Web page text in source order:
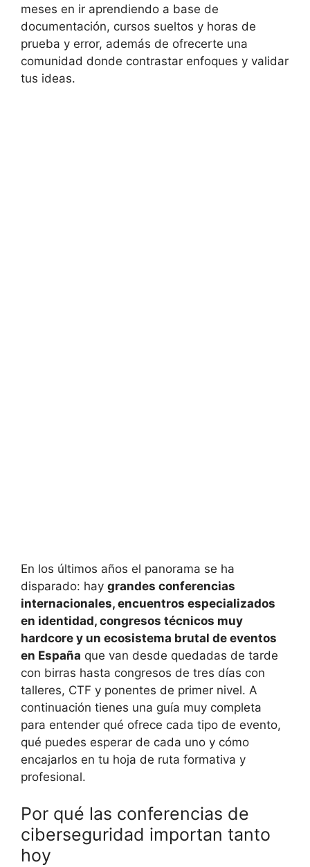
meses en ir aprendiendo a base de
documentación, cursos sueltos y horas de
prueba y error, además de ofrecerte una
comunidad donde contrastar enfoques y validar
tus ideas.
En los últimos años el panorama se ha
disparado: hay grandes conferencias
internacionales, encuentros especializados
en identidad, congresos técnicos muy
hardcore y un ecosistema brutal de eventos
en España que van desde quedadas de tarde
con birras hasta congresos de tres días con
talleres, CTF y ponentes de primer nivel. A
continuación tienes una guía muy completa
para entender qué ofrece cada tipo de evento,
qué puedes esperar de cada uno y cómo
encajarlos en tu hoja de ruta formativa y
profesional.
Por qué las conferencias de
ciberseguridad importan tanto
hoy